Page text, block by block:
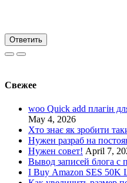
Ответить
Свежее
woo Quick add плагін
May 4, 2026
Хто знає як зробити
Нужен разраб на
Нужен совет! April 7,
Вывод записей блога с
I Buy Amazon SES 50K